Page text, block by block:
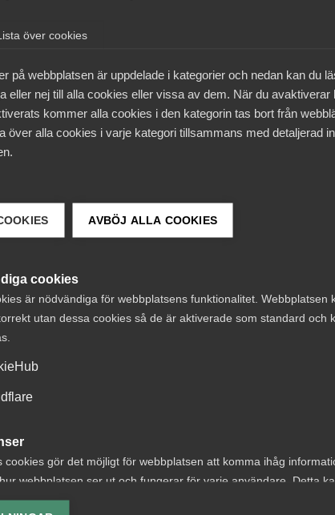
över cookies
på webbplatsen är uppdelade i kategorier och nedan kan du
eller nej till alla cookies eller vissa av dem. När du avaktiverar
kommer alla cookies i den kategorin tas bort från
över alla cookies i varje kategori tillsammans med detaljerad
AVBÖJ ALLA COOKIES
cookies
är nödvändiga för webbplatsens funktionalitet. Webbplatsen
utan dessa cookies så de är aktiverade som standard och
cookies gör det möjligt för webbplatsen att komma ihåg
webbplatsen ser ut och fungerar för varje användare. Detta
vald valuta, region, språk eller färgschema.
på flera sätt till
andra sektorer av
tjänstesektorn vuxit lika snabbt som i varusektorn
Dessutom bidrar tjänstesektorn på flera sätt till
skriver Patrick Joyce och Lars Jagrén.
driver produktivitetstillväxten, hur nya
ekonomiska utveckling och framtidsutsikter​.